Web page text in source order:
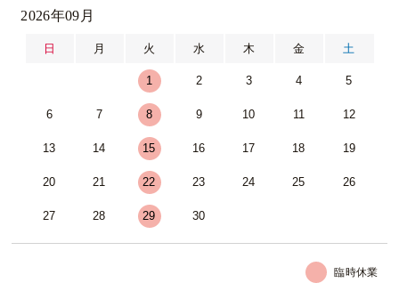
2026年09月
日 月 火 水 木 金 土
1 2 3 4 5
6 7 8 9 10 11 12
13 14 15 16 17 18 19
20 21 22 23 24 25 26
27 28 29 30
臨時休業